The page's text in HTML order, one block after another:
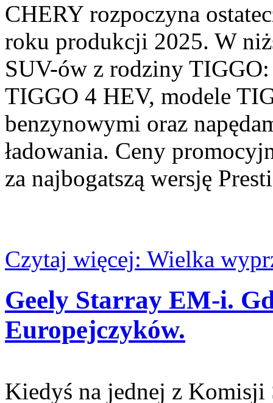
CHERY rozpoczyna
roku produkcji 2025. W
SUV-ów z rodziny TIGGO:
TIGGO 4 HEV, modele
benzynowymi oraz
ładowania. Ceny
za najbogatszą wersję
Czytaj więcej: Wielka
Geely Starray EM-i.
Europejczyków.
Kiedyś na jednej z Komisji